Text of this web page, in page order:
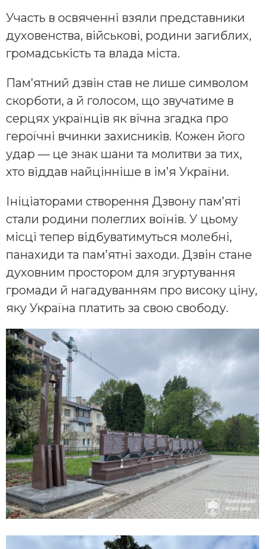
Участь в освяченні взяли представники
духовенства, військові, родини загиблих,
громадськість та влада міста.
Пам’ятний дзвін став не лише символом
скорботи, а й голосом, що звучатиме в
серцях українців як вічна згадка про
героїчні вчинки захисників. Кожен його
удар — це знак шани та молитви за тих,
хто віддав найцінніше в ім’я України.
Ініціаторами створення Дзвону пам’яті
стали родини полеглих воїнів. У цьому
місці тепер відбуватимуться молебні,
панахиди та пам’ятні заходи. Дзвін стане
духовним простором для згуртування
громади й нагадуванням про високу ціну,
яку Україна платить за свою свободу.